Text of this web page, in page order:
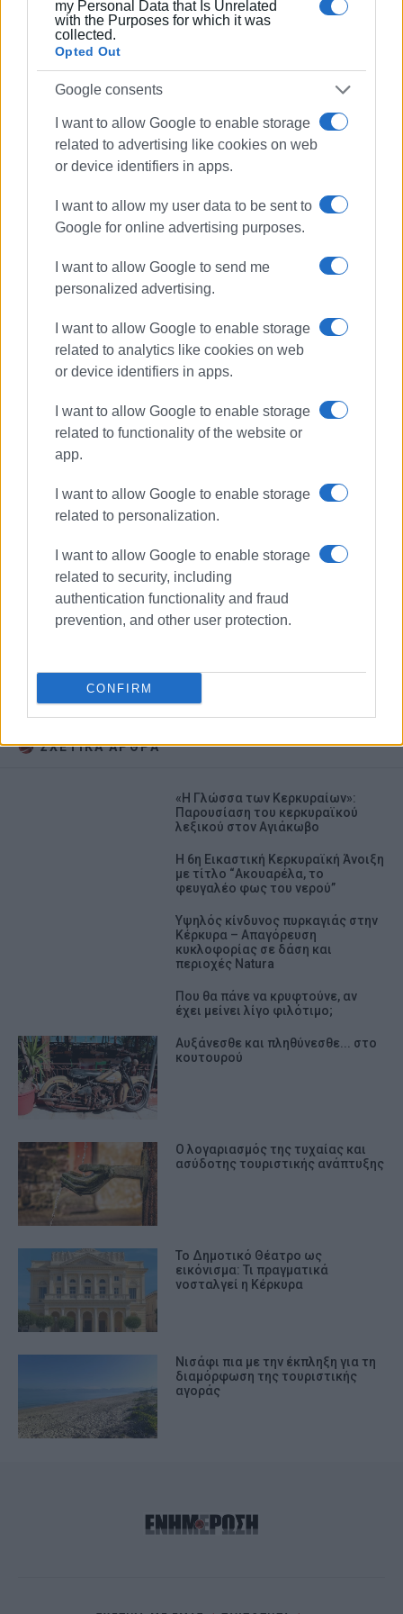
my Personal Data that Is Unrelated
with the Purposes for which it was
collected.
Opted Out
Google consents
I want to allow Google to enable storage
related to advertising like cookies on web
or device identifiers in apps.
I want to allow my user data to be sent to
Google for online advertising purposes.
I want to allow Google to send me
personalized advertising.
I want to allow Google to enable storage
related to analytics like cookies on web
or device identifiers in apps.
I want to allow Google to enable storage
related to functionality of the website or
app.
I want to allow Google to enable storage
related to personalization.
I want to allow Google to enable storage
related to security, including
authentication functionality and fraud
prevention, and other user protection.
CONFIRM
Ακολουθήστε το enimerosi στοFacebook
Συνδρομητές στο e-paper
Wallet
ΣΧΕΤΙΚA AΡΘΡΑ
«Η Γλώσσα των Κερκυραίων»:
Παρουσίαση του κερκυραϊκού
λεξικού στον Αγιάκωβο
Η 6η Εικαστική Κερκυραϊκή Άνοιξη
με τίτλο “Ακουαρέλα, το
φευγαλέο φως του νερού”
Υψηλός κίνδυνος πυρκαγιάς στην
Κέρκυρα – Απαγόρευση
κυκλοφορίας σε δάση και
περιοχές Natura
Που θα πάνε να κρυφτούνε, αν
έχει μείνει λίγο φιλότιμο;
Αυξάνεσθε και πληθύνεσθε... στο
κουτουρού
Ο λογαριασμός της τυχαίας και
ασύδοτης τουριστικής ανάπτυξης
Το Δημοτικό Θέατρο ως
εικόνισμα: Τι πραγματικά
νοσταλγεί η Κέρκυρα
Νισάφι πια με την έκπληξη για τη
διαμόρφωση της τουριστικής
αγοράς